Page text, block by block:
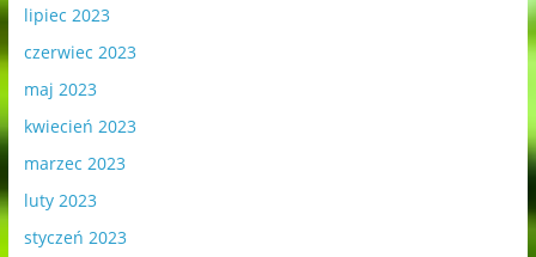
lipiec 2023
czerwiec 2023
maj 2023
kwiecień 2023
marzec 2023
luty 2023
styczeń 2023